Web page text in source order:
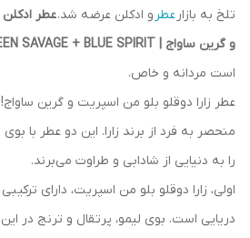
تلخ به بازار عطر و ادکلن عرضه شد.عطر ادکلن
و گرین ساواج | ZARA MAN GREEN SAVAGE + BLUE SPIRIT
است مردانه و خاص.
عطر زارا دوقلو بلو من اسپریت و گرین
منحصر به فرد از برند زارا. این دو عطر با
را به دنیایی از شادابی و طراوت می‌برند.
اولی، زارا دوقلو بلو من اسپریت، دارای
دریایی است. بوی لیمو، پرتقال و ترنج در